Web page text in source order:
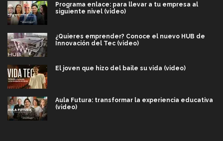
Programa enlace: para llevar a tu empresa al
siguiente nivel (video)
¿Quieres emprender? Conoce el nuevo HUB de
Innovación del Tec (video)
El joven que hizo del baile su vida (video)
Aula Futura: transformar la experiencia educativa
(video)